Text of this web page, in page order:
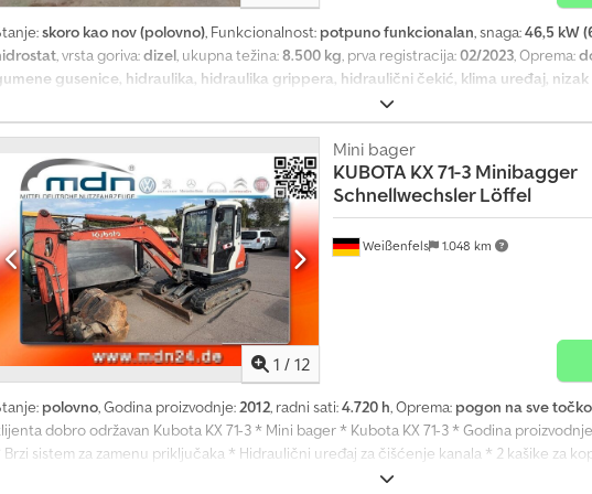
skoro kao nov (polovno), Funkcionalnost: potpuno funkcionalan, snaga:46,5 kW
, vrsta goriva:dizel, ukupna težina:8.500 kg, prva registracija:02/2023, Oprema:
gusenice, hidraulika, hidraulika grippera, hidraulični čekić, klima uređaj,
, Prodajem demonstracioni bager, proizvodnja 2023. godine. Kubota KX 080-4MGL.
sati: 290.
1 / 12
Weißenfels 1.048 km
Mini bager
KUBOTA KX 71-3 Minibagger
Schnellwechsler Löffel
polovno, Godina proizvodnje: 2012, radni sati:4.720 h, Oprema: pogon na sve
dobro održavan Kubota KX 71-3 * Mini bager * Kubota KX 71-3 * Godina
Brzi sistem za zamenu priključaka * Hidraulični uređaj za čišćenje kanala * 2 kašike za
od 3,99% Cedpfezr Awmsx Agmjrf Greške i prethodna prodaja su moguće!